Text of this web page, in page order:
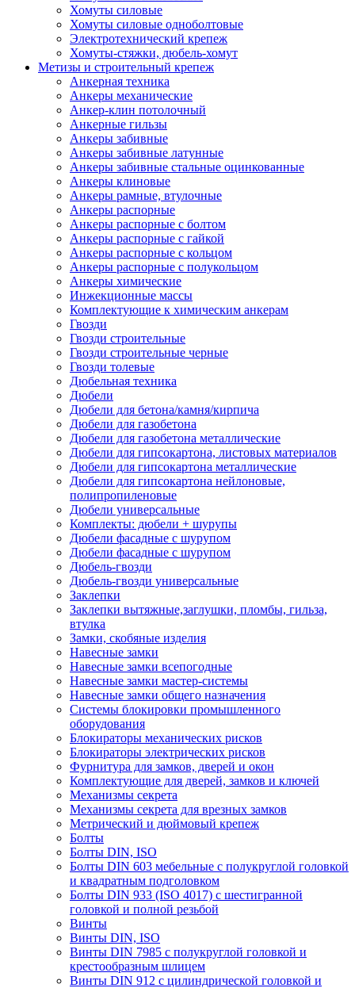
Хомуты силовые
Хомуты силовые одноболтовые
Электротехнический крепеж
Хомуты-стяжки, дюбель-хомут
Метизы и строительный крепеж
Анкерная техника
Анкеры механические
Анкер-клин потолочный
Анкерные гильзы
Анкеры забивные
Анкеры забивные латунные
Анкеры забивные стальные оцинкованные
Анкеры клиновые
Анкеры рамные, втулочные
Анкеры распорные
Анкеры распорные с болтом
Анкеры распорные с гайкой
Анкеры распорные с кольцом
Анкеры распорные с полукольцом
Анкеры химические
Инжекционные массы
Комплектующие к химическим анкерам
Гвозди
Гвозди строительные
Гвозди строительные черные
Гвозди толевые
Дюбельная техника
Дюбели
Дюбели для бетона/камня/кирпича
Дюбели для газобетона
Дюбели для газобетона металлические
Дюбели для гипсокартона, листовых материалов
Дюбели для гипсокартона металлические
Дюбели для гипсокартона нейлоновые,
полипропиленовые
Дюбели универсальные
Комплекты: дюбели + шурупы
Дюбели фасадные с шурупом
Дюбели фасадные с шурупом
Дюбель-гвозди
Дюбель-гвозди универсальные
Заклепки
Заклепки вытяжные,заглушки, пломбы, гильза,
втулка
Замки, скобяные изделия
Навесные замки
Навесные замки всепогодные
Навесные замки мастер-системы
Навесные замки общего назначения
Системы блокировки промышленного
оборудования
Блокираторы механических рисков
Блокираторы электрических рисков
Фурнитура для замков, дверей и окон
Комплектующие для дверей, замков и ключей
Механизмы секрета
Механизмы секрета для врезных замков
Метрический и дюймовый крепеж
Болты
Болты DIN, ISO
Болты DIN 603 мебельные с полукруглой головкой
и квадратным подголовком
Болты DIN 933 (ISO 4017) с шестигранной
головкой и полной резьбой
Винты
Винты DIN, ISO
Винты DIN 7985 с полукруглой головкой и
крестообразным шлицем
Винты DIN 912 с цилиндрической головкой и